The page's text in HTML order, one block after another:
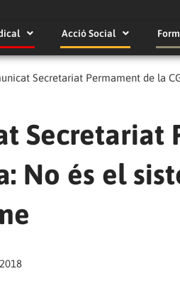
Acció Social
Secretariat Permament de la
Secretariat
No és el